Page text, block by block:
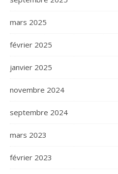
mars 2025
février 2025
janvier 2025
novembre 2024
septembre 2024
mars 2023
février 2023